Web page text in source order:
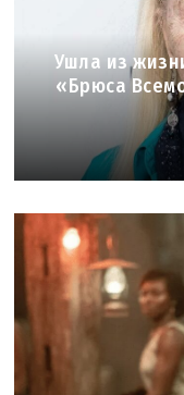
Ушла из
«Брюса